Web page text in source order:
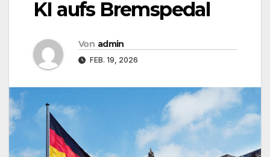
KI aufs Bremspedal
Von admin
FEB. 19, 2026